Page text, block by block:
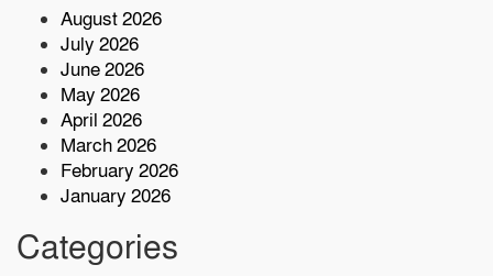
৫ কোটি টাকা মূল্যের ১ কেজি ক্রিস্টাল মেথ
August 2026
July 2026
June 2026
May 2026
April 2026
March 2026
February 2026
January 2026
Categories